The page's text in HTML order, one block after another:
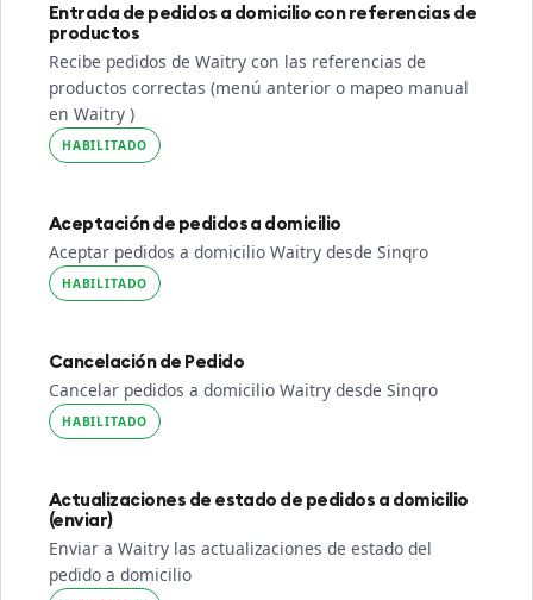
Entrada de pedidos a domicilio con referencias de
productos
Recibe pedidos de Waitry con las referencias de
productos correctas (menú anterior o mapeo manual
en Waitry )
HABILITADO
Aceptación de pedidos a domicilio
Aceptar pedidos a domicilio Waitry desde Sinqro
HABILITADO
Cancelación de Pedido
Cancelar pedidos a domicilio Waitry desde Sinqro
HABILITADO
Actualizaciones de estado de pedidos a domicilio
(enviar)
Enviar a Waitry las actualizaciones de estado del
pedido a domicilio